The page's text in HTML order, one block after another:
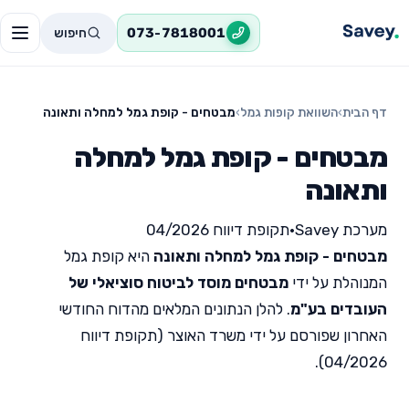
073-7818001 חיפוש
דף הבית›השוואת קופות גמל›מבטחים - קופת גמל למחלה ותאונה
מבטחים - קופת גמל למחלה
ותאונה
מערכת Savey •תקופת דיווח 04/2026
מבטחים - קופת גמל למחלה ותאונה היא קופת גמל
המנוהלת על ידי מבטחים מוסד לביטוח סוציאלי של
העובדים בע"מ. להלן הנתונים המלאים מהדוח החודשי
האחרון שפורסם על ידי משרד האוצר (תקופת דיווח
04/2026).